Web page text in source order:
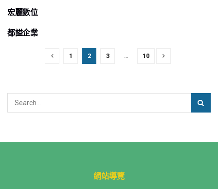
其它服務
宏麗數位
推薦廠商
都謚企業
1 2 3 … 10
網站導覽